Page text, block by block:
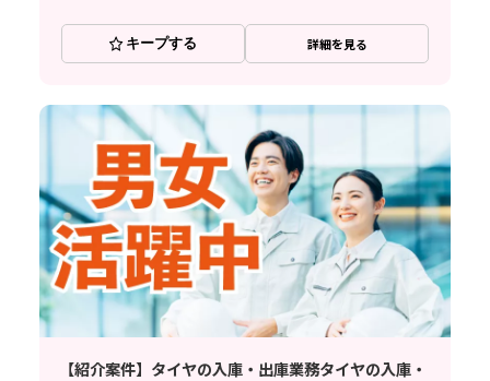
キープする 詳細を見る
【紹介案件】タイヤの入庫・出庫業務タイヤの入庫・